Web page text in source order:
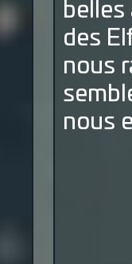
des
nous
nous